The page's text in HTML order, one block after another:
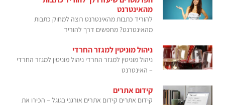
מהאינטרנט
להוריד כתבות מהאינטרנט רוצה למחוק כתבות
מהאינטרנט? מחפשים דרך להוריד
ניהול מוניטין למגזר החרדי
ניהול מוניטין למגזר החרדי ניהול מוניטין למגזר החרדי
– האינטרנט
קידום אתרים
קידום אתרים קידום אתרים אורגני בגוגל – הכירו את